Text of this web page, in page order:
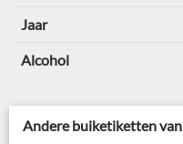
Jaar
Alcohol
Andere buiketiketten van